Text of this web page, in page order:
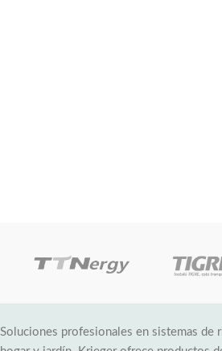
Soluciones profesionales en sistemas de